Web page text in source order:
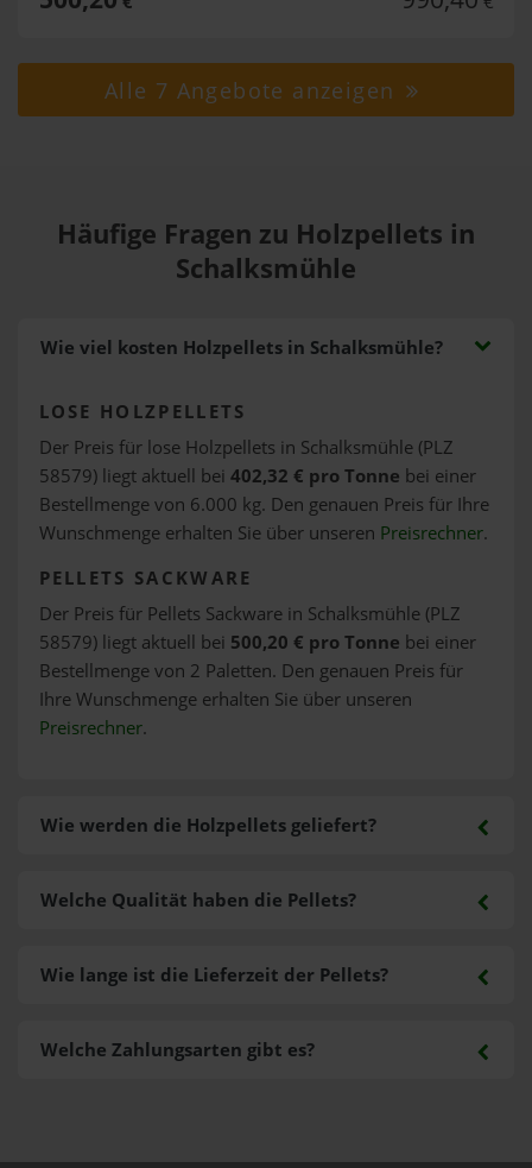
Alle 7 Angebote anzeigen
Häufige Fragen zu Holzpellets in
Schalksmühle
Wie viel kosten Holzpellets in Schalksmühle?
LOSE HOLZPELLETS
Der Preis für lose Holzpellets in Schalksmühle (PLZ
58579) liegt aktuell bei 402,32 € pro Tonne bei einer
Bestellmenge von 6.000 kg. Den genauen Preis für Ihre
Wunschmenge erhalten Sie über unseren Preisrechner.
PELLETS SACKWARE
Der Preis für Pellets Sackware in Schalksmühle (PLZ
58579) liegt aktuell bei 500,20 € pro Tonne bei einer
Bestellmenge von 2 Paletten. Den genauen Preis für
Ihre Wunschmenge erhalten Sie über unseren
Preisrechner.
Wie werden die Holzpellets geliefert?
Welche Zahlungsarten gibt es?
Welche Qualität haben die Pellets?
Wie lange ist die Lieferzeit der Pellets?